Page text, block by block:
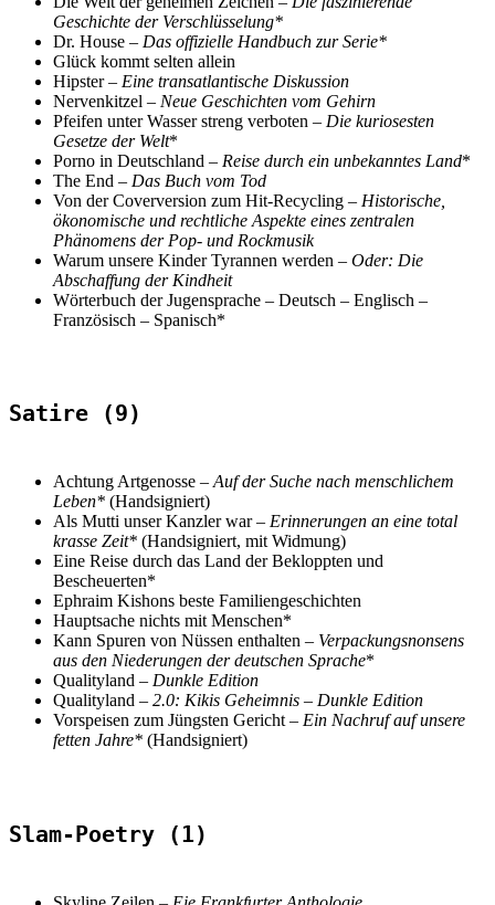
Geschichte der Verschlüsselung*
Dr. House – Das offizielle Handbuch zur Serie*
Glück kommt selten allein
Hipster – Eine transatlantische Diskussion
Nervenkitzel – Neue Geschichten vom Gehirn
Pfeifen unter Wasser streng verboten – Die kuriosesten
Gesetze der Welt*
Porno in Deutschland – Reise durch ein unbekanntes Land*
The End – Das Buch vom Tod
Von der Coverversion zum Hit-Recycling – Historische,
ökonomische und rechtliche Aspekte eines zentralen
Phänomens der Pop- und Rockmusik
Warum unsere Kinder Tyrannen werden – Oder: Die
Abschaffung der Kindheit
Wörterbuch der Jugensprache – Deutsch – Englisch –
Französisch – Spanisch*
Satire (9)
Achtung Artgenosse – Auf der Suche nach menschlichem
Leben* (Handsigniert)
Als Mutti unser Kanzler war – Erinnerungen an eine total
krasse Zeit* (Handsigniert, mit Widmung)
Eine Reise durch das Land der Bekloppten und
Bescheuerten*
Ephraim Kishons beste Familiengeschichten
Hauptsache nichts mit Menschen*
Kann Spuren von Nüssen enthalten – Verpackungsnonsens
aus den Niederungen der deutschen Sprache*
Qualityland – Dunkle Edition
Qualityland – 2.0: Kikis Geheimnis – Dunkle Edition
Vorspeisen zum Jüngsten Gericht – Ein Nachruf auf unsere
fetten Jahre* (Handsigniert)
Slam-Poetry (1)